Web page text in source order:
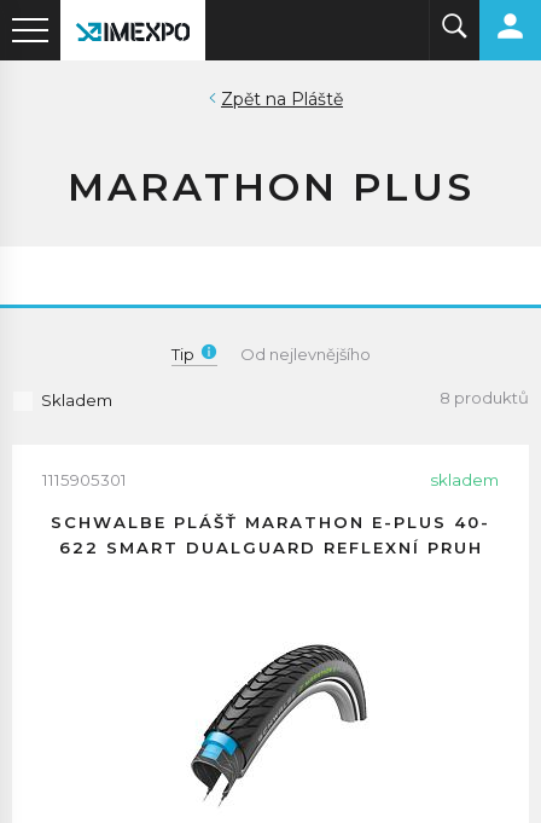
Pláště
MARATHON PLUS
Tip Od nejlevnějšího
Skladem 8 produktů
1115905301 skladem
SCHWALBE PLÁŠŤ MARATHON E-PLUS 40-
622 SMART DUALGUARD REFLEXNÍ PRUH